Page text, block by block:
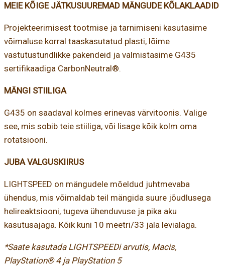
MEIE KÕIGE JÄTKUSUUREMAD MÄNGUDE KÕLAKLAADID
Projekteerimisest tootmise ja tarnimiseni kasutasime
võimaluse korral taaskasutatud plasti, lõime
vastutustundlikke pakendeid ja valmistasime G435
sertifikaadiga CarbonNeutral®.
MÄNGI STIILIGA
G435 on saadaval kolmes erinevas värvitoonis. Valige
see, mis sobib teie stiiliga, või lisage kõik kolm oma
rotatsiooni.
JUBA VALGUSKIIRUS
LIGHTSPEED on mängudele mõeldud juhtmevaba
ühendus, mis võimaldab teil mängida suure jõudlusega
helireaktsiooni, tugeva ühenduvuse ja pika aku
kasutusajaga. Kõik kuni 10 meetri/33 jala levialaga.
*Saate kasutada LIGHTSPEEDi arvutis, Macis,
PlayStation® 4 ja PlayStation 5